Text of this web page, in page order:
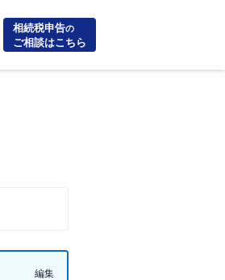
相続税申告の
ご相談はこちら
編集